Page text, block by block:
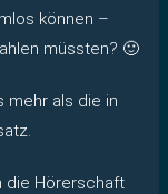
können –
müssten? 🙂
mehr als die in
die Hörerschaft